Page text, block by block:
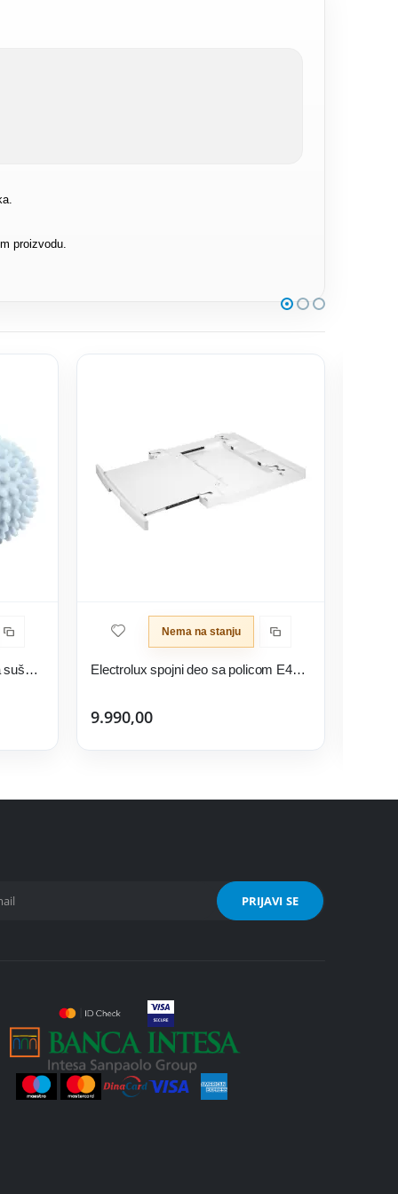
proizvodu.
Electrolux loptice za mašinu za sušenje EDBALL
Nema na stanju
Electrolux spojni deo sa policom E4YHMKP3
9.990,00